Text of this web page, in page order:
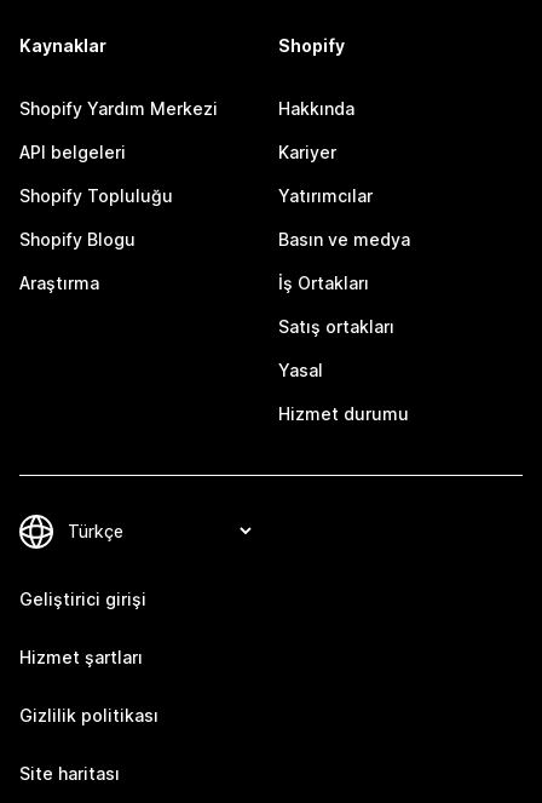
Kaynaklar
Shopify Yardım Merkezi
API belgeleri
Shopify Topluluğu
Shopify Blogu
Araştırma
Shopify
Hakkında
Kariyer
Yatırımcılar
Basın ve medya
İş Ortakları
Satış ortakları
Yasal
Hizmet durumu
Geliştirici girişi
Hizmet şartları
Gizlilik politikası
Site haritası